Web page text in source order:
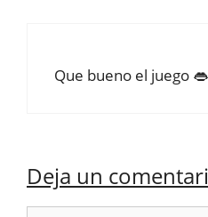
Que bueno el juego
Deja un